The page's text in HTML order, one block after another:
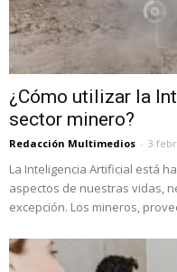
¿Cómo utilizar la
sector minero?
Redacción Multimedios - 3
La Inteligencia Artificial está
aspectos de nuestras vidas,
excepción. Los mineros,